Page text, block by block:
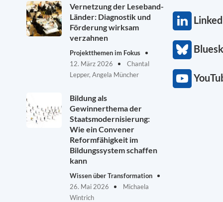
Vernetzung der Leseband-
Länder: Diagnostik und
Förderung wirksam
verzahnen
Projektthemen im Fokus
12. März 2026
Chantal
Lepper, Angela Müncher
Bildung als
Gewinnerthema der
Staatsmodernisierung:
Wie ein Convener
Reformfähigkeit im
Bildungssystem schaffen
kann
Wissen über Transformation
26. Mai 2026
Michaela
Wintrich